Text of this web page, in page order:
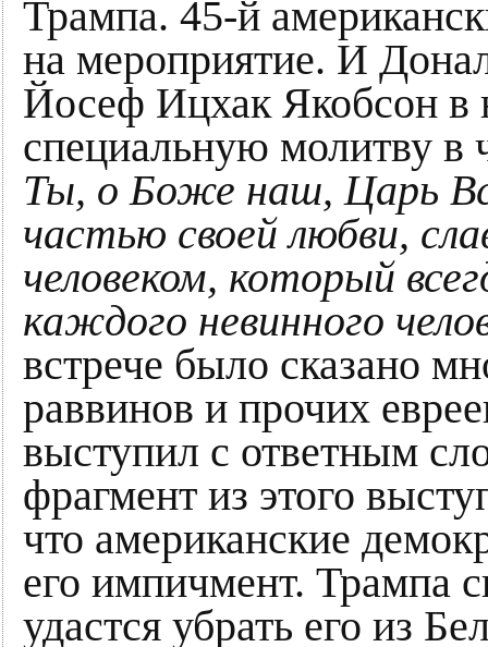
Трампа. 45-й
на мероприятие. И
Йосеф Ицхак Якобсон в
специальную молитву в
Ты, о Боже наш, Царь
частью своей любви,
человеком, который
каждого невинного
встрече было сказано
раввинов и прочих
выступил с ответным
фрагмент из этого
что американские
его импичмент. Трампа
удастся убрать его из